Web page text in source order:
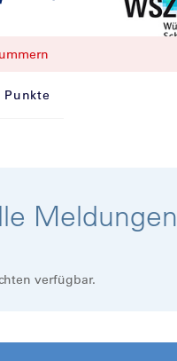
Punkte
Meldungen
verfügbar.